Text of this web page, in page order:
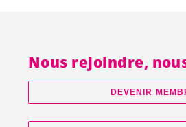
Nous rejoindre,
DEVENIR